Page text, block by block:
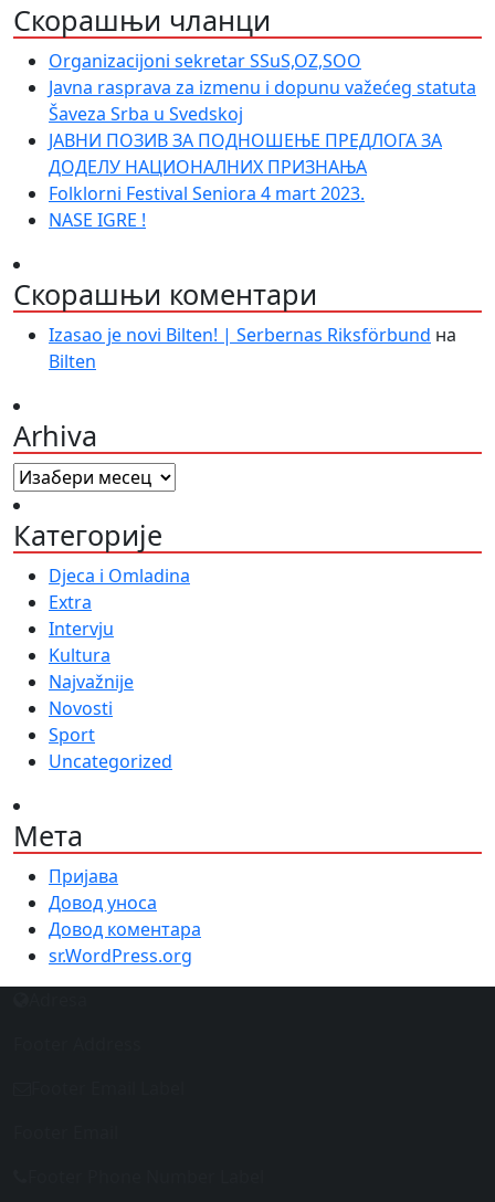
Скорашњи чланци
Organizacijoni sekretar SSuS,OZ,SOO
Javna rasprava za izmenu i dopunu važećeg statuta
Šaveza Srba u Svedskoj
ЈАВНИ ПОЗИВ ЗА ПОДНОШЕЊЕ ПРЕДЛОГА ЗА
ДОДЕЛУ НАЦИОНАЛНИХ ПРИЗНАЊА
Folklorni Festival Seniora 4 mart 2023.
NASE IGRE !
Скорашњи коментари
Izasao je novi Bilten! | Serbernas Riksförbund на
Bilten
Arhiva
Arhiva
Категорије
Djeca i Omladina
Extra
Intervju
Kultura
Najvažnije
Novosti
Sport
Uncategorized
Мета
Пријава
Довод уноса
Довод коментара
sr.WordPress.org